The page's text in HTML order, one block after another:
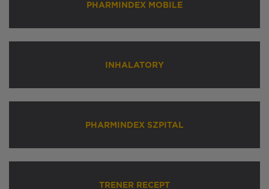
PHARMINDEX MOBILE
INHALATORY
PHARMINDEX SZPITAL
TRENER RECEPT